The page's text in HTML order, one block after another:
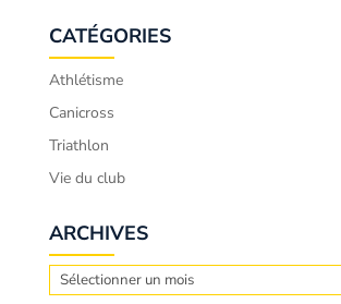
CATÉGORIES
Athlétisme
Canicross
Triathlon
Vie du club
ARCHIVES
Archives